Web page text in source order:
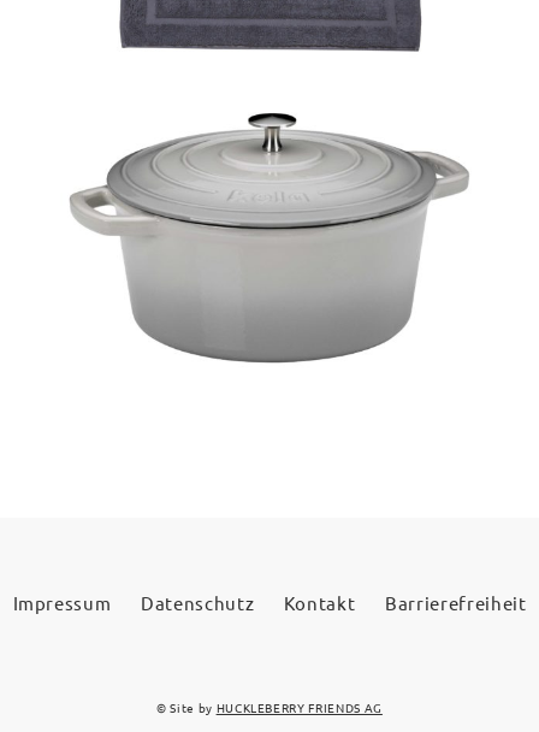
Impressum Datenschutz Kontakt Barrierefreiheit
© Site by HUCKLEBERRY FRIENDS AG